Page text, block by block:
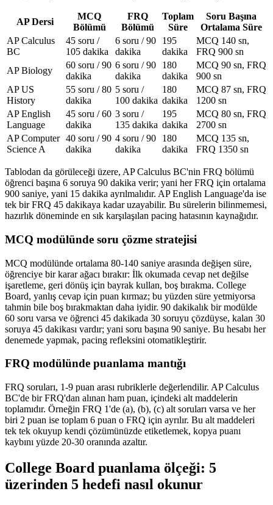
AP Dersi
MCQ
Bölümü
FRQ
Bölümü
Toplam
Süre
Soru Başına
Ortalama Süre
AP Calculus
BC
45 soru /
105 dakika
6 soru / 90
dakika
195
dakika
MCQ 140 sn,
FRQ 900 sn
AP Biology
60 soru / 90
dakika
6 soru / 90
dakika
180
dakika
MCQ 90 sn, FRQ
900 sn
AP US
History
55 soru / 80
dakika
5 soru /
100 dakika
180
dakika
MCQ 87 sn, FRQ
1200 sn
AP English
Language
45 soru / 60
dakika
3 soru /
135 dakika
195
dakika
MCQ 80 sn, FRQ
2700 sn
AP Computer
Science A
40 soru / 90
dakika
4 soru / 90
dakika
180
dakika
MCQ 135 sn,
FRQ 1350 sn
Tablodan da görüleceği üzere, AP Calculus BC'nin FRQ bölümü
öğrenci başına 6 soruya 90 dakika verir; yani her FRQ için ortalama
900 saniye, yani 15 dakika ayrılmalıdır. AP English Language'da ise
tek bir FRQ 45 dakikaya kadar uzayabilir. Bu sürelerin bilinmemesi,
hazırlık döneminde en sık karşılaşılan pacing hatasının kaynağıdır.
MCQ modülünde soru çözme stratejisi
MCQ modülünde ortalama 80-140 saniye arasında değişen süre,
öğrenciye bir karar ağacı bırakır: İlk okumada cevap net değilse
işaretleme, geri dönüş için bayrak kullan, boş bırakma. College
Board, yanlış cevap için puan kırmaz; bu yüzden süre yetmiyorsa
tahmin bile boş bırakmaktan daha iyidir. 90 dakikalık bir modülde
60 soru varsa ve öğrenci 45 dakikada 30 soruyu çözdüyse, kalan 30
soruya 45 dakikası vardır; yani soru başına 90 saniye. Bu hesabı her
denemede yapmak, pacing refleksini otomatikleştirir.
FRQ modülünde puanlama mantığı
FRQ soruları, 1-9 puan arası rubriklerle değerlendilir. AP Calculus
BC'de bir FRQ'dan alınan ham puan, içindeki alt maddelerin
toplamıdır. Örneğin FRQ 1'de (a), (b), (c) alt soruları varsa ve her
biri 2 puan ise toplam 6 puan o FRQ için ayrılır. Bu alt maddeleri
tek tek okuyup kendi çözümünüzde etiketlemek, kopya puanı
kaybını yüzde 20-30 oranında azaltır.
College Board puanlama ölçeği: 5
üzerinden 5 hedefi nasıl okunur